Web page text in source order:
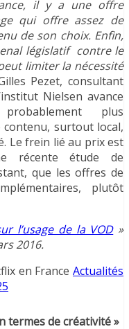
il y a une offre
qui offre assez de
de son choix. Enfin,
législatif contre le
limiter la nécessité
Pezet, consultant
Nielsen avance
plus
contenu, surtout local,
Le frein lié au prix est
récente étude de
que les offres de
plutôt
l’usage de la VOD»
2016.
en France Actualités
termes de créativité »